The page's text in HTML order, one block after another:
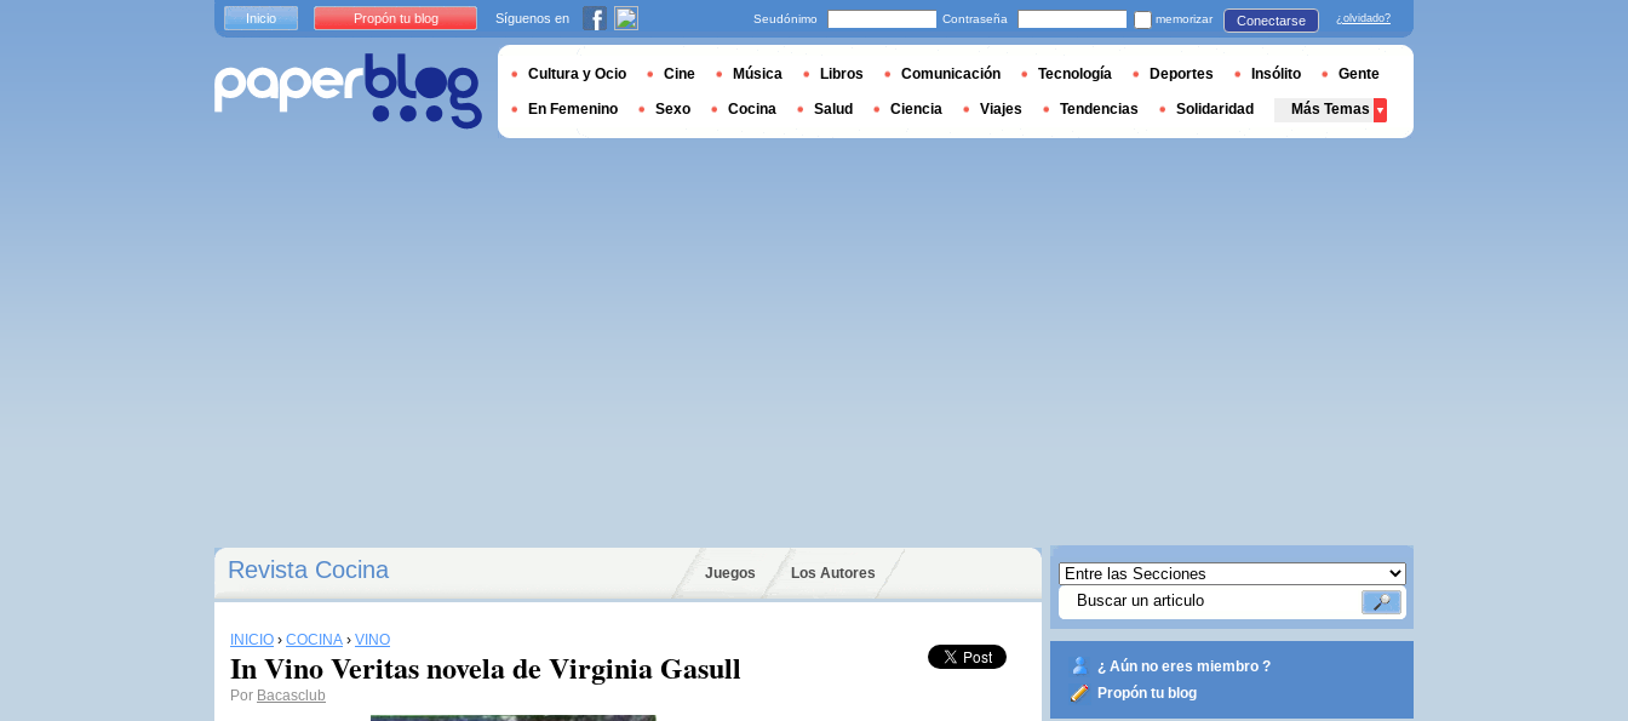
Revista Cocina Juegos Los Autores
INICIO › COCINA › VINO
In Vino Veritas novela de Virginia Gasull
Por Bacasclub
¿ Aún no eres miembro ?
Propón tu blog
Inicio Propón tu blog Síguenos en Seudónimo Contraseña memorizar Conectarse ¿olvidado?
Cultura y Ocio Cine Música Libros Comunicación Tecnología Deportes Insólito Gente
En Femenino Sexo Cocina Salud Ciencia Viajes Tendencias Solidaridad Más Temas